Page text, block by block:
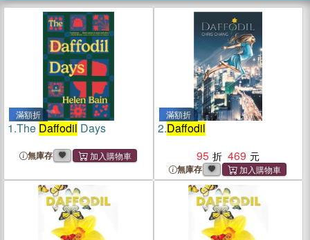
滿額折
1.The Daffodil Days
無庫存
滿額折
2.Daffodil
95
469
無庫存